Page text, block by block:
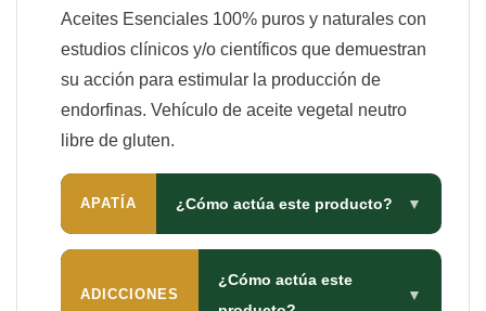
Aceites Esenciales 100% puros y naturales con
estudios clínicos y/o científicos que demuestran
su acción para estimular la producción de
endorfinas. Vehículo de aceite vegetal neutro
libre de gluten.
APATÍA ¿Cómo actúa este producto? ▼
ADICCIONES
¿Cómo actúa este
▼